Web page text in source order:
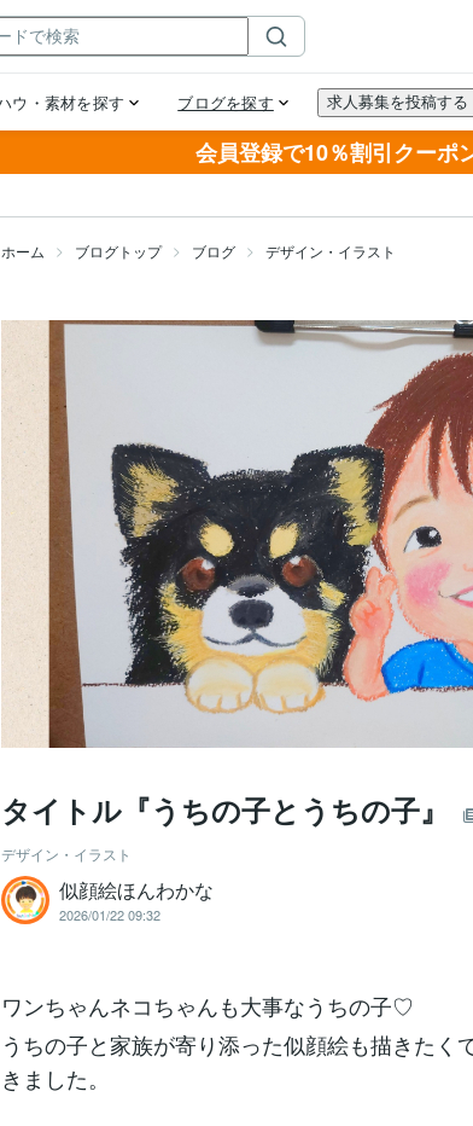
会員登録で10％割引クーポ
ホーム ブログトップ ブログ デザイン・イラスト
タイトル『うちの子とうちの子』
デザイン・イラスト
似顔絵ほんわかな
2026/01/22 09:32
ワンちゃんネコちゃんも大事なうちの子♡
うちの子と家族が寄り添った似顔絵も描きたく
きました。